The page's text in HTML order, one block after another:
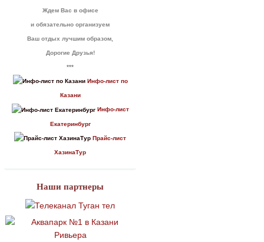
Ждем Вас в офисе
и обязательно организуем
Ваш отдых лучшим образом,
Дорогие Друзья!
***
Инфо-лист по
Казани
Инфо-лист
Екатеринбург
Прайс-лист
ХазинаТур
Наши партнеры